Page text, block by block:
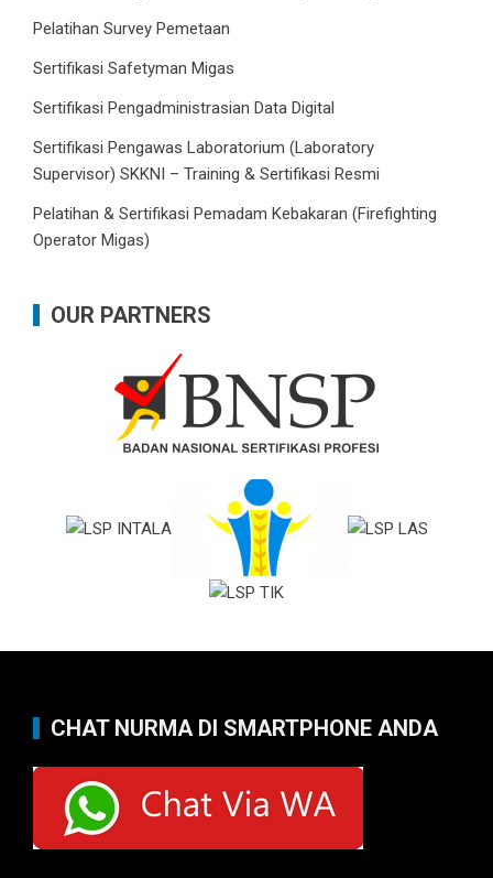
Pelatihan Survey Pemetaan
Sertifikasi Safetyman Migas
Sertifikasi Pengadministrasian Data Digital
Sertifikasi Pengawas Laboratorium (Laboratory
Supervisor) SKKNI – Training & Sertifikasi Resmi
Pelatihan & Sertifikasi Pemadam Kebakaran (Firefighting
Operator Migas)
OUR PARTNERS
CHAT NURMA DI SMARTPHONE ANDA